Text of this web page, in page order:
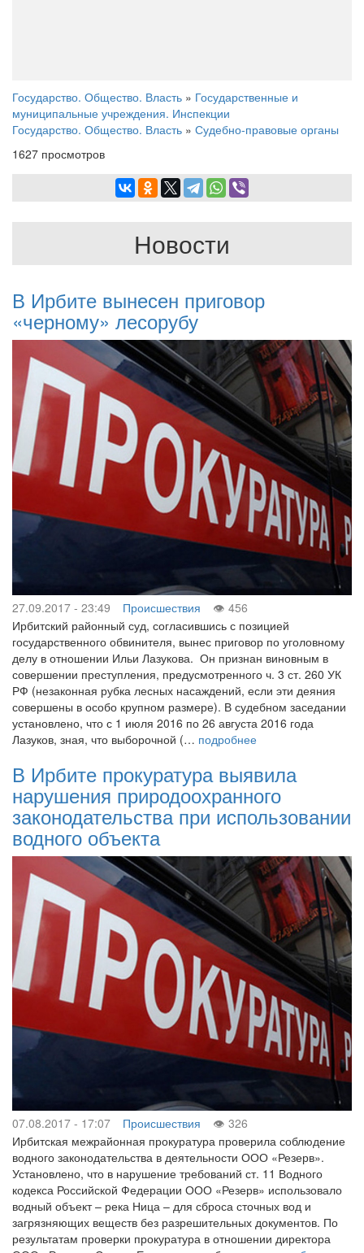
Государство. Общество. Власть » Государственные и
муниципальные учреждения. Инспекции
Государство. Общество. Власть » Судебно-правовые органы
1627 просмотров
Новости
В Ирбите вынесен приговор
«черному» лесорубу
27.09.2017 - 23:49 Происшествия
456
Ирбитский районный суд, согласившись с позицией
государственного обвинителя, вынес приговор по уголовному
делу в отношении Ильи Лазукова. Он признан виновным в
совершении преступления, предусмотренного ч. 3 ст. 260 УК
РФ (незаконная рубка лесных насаждений, если эти деяния
совершены в особо крупном размере). В судебном заседании
установлено, что с 1 июля 2016 по 26 августа 2016 года
Лазуков, зная, что выборочной (… подробнее
В Ирбите прокуратура выявила
нарушения природоохранного
законодательства при использовании
водного объекта
07.08.2017 - 17:07 Происшествия
326
Ирбитская межрайонная прокуратура проверила соблюдение
водного законодательства в деятельности ООО «Резерв».
Установлено, что в нарушение требований ст. 11 Водного
кодекса Российской Федерации ООО «Резерв» использовало
водный объект – река Ница – для сброса сточных вод и
загрязняющих веществ без разрешительных документов. По
результатам проверки прокуратура в отношении директора